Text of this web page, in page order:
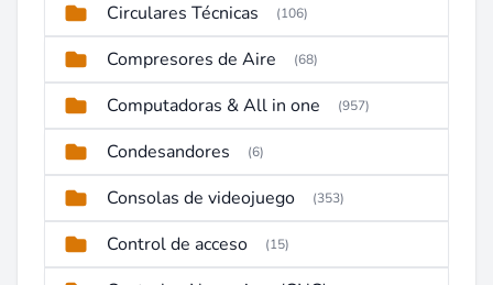
Circulares Técnicas (106)
Compresores de Aire (68)
Computadoras & All in one (957)
Condesandores (6)
Consolas de videojuego (353)
Control de acceso (15)